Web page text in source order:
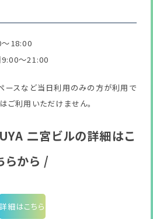
～18:00
9:00～21:00
ペースなど当日利用のみの方が利用で
ご利用いただけません。
二宮ビルの詳細はこ
らから /
詳細はこちら